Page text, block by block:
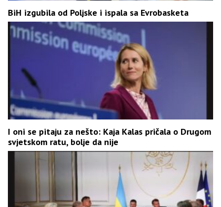
BiH izgubila od Poljske i ispala sa Evrobasketa
I oni se pitaju za nešto: Kaja Kalas pričala o Drugom
svjetskom ratu, bolje da nije